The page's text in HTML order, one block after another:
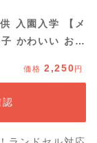
入園入学 【メ
かわいい おし
140cm 150cm
価格 2,250円
認